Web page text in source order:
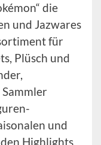
die
und Jazwares
für
Plüsch und
und
Highlights